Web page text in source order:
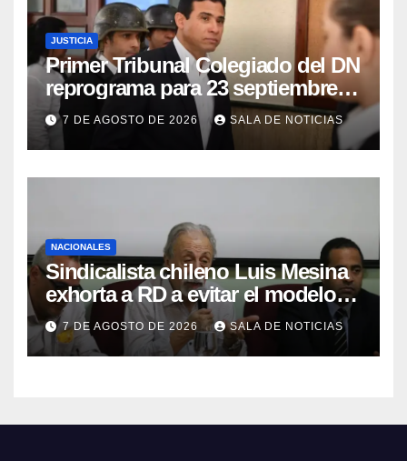
JUSTICIA
Primer Tribunal Colegiado del DN
reprograma para 23 septiembre
lectura íntegra de sentencia
contra Adán Cáceres y
coimputados
7 DE AGOSTO DE 2026 SALA DE NOTICIAS
NACIONALES
Sindicalista chileno Luis Mesina
exhorta a RD a evitar el modelo
de AFP y apostar por un sistema
solidario
7 DE AGOSTO DE 2026 SALA DE NOTICIAS